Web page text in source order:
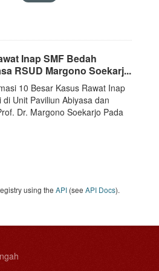
Inap SMF Bedah
RSUD Margono Soekarj...
10 Besar Kasus Rawat Inap
Unit Paviliun Abiyasa dan
Dr. Margono Soekarjo Pada
using the API (see API Docs).